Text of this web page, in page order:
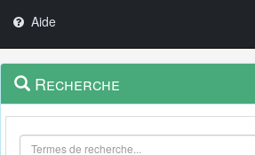
Aide
Navigation
outils
Menu
contextuel
Recherche